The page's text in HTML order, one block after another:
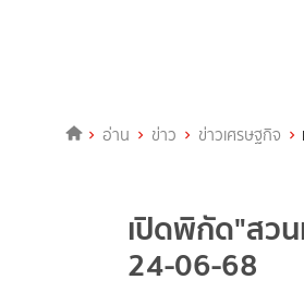
อ่าน ข่าว ข่าวเศรษฐกิจ
เปิดพิกัด"สวน
24-06-68